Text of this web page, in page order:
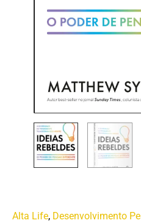
Alta Life, Desenvolvimento